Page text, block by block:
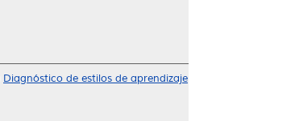
Diagnóstico de estilos de aprendizaje